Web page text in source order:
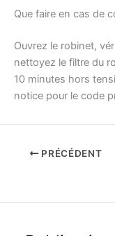
Que faire en cas de
Ouvrez le robinet,
nettoyez le filtre du
10 minutes hors
notice pour le code
PRÉCÉDENT